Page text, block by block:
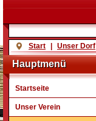
Start Unser Dorf
Hauptmenü
Startseite
Unser Verein